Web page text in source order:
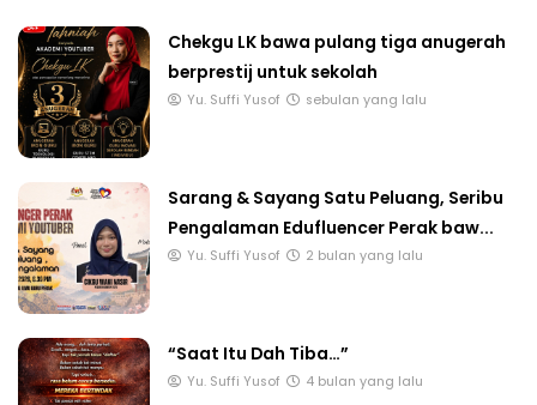
Chekgu LK bawa pulang tiga anugerah
berprestij untuk sekolah
Yu. Suffi Yusof sebulan yang lalu
Sarang & Sayang Satu Peluang, Seribu
Pengalaman Edufluencer Perak baw...
Yu. Suffi Yusof 2 bulan yang lalu
“Saat Itu Dah Tiba…”
Yu. Suffi Yusof 4 bulan yang lalu